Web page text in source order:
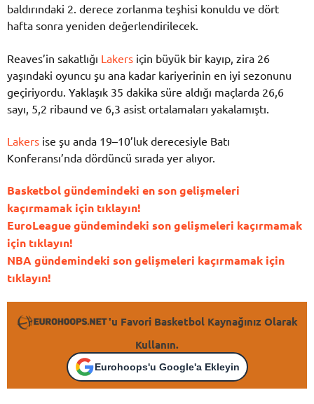
baldırındaki 2. derece zorlanma teşhisi konuldu ve dört
hafta sonra yeniden değerlendirilecek.
Reaves’in sakatlığı Lakers için büyük bir kayıp, zira 26
yaşındaki oyuncu şu ana kadar kariyerinin en iyi sezonunu
geçiriyordu. Yaklaşık 35 dakika süre aldığı maçlarda 26,6
sayı, 5,2 ribaund ve 6,3 asist ortalamaları yakalamıştı.
Lakers ise şu anda 19–10’luk derecesiyle Batı
Konferansı’nda dördüncü sırada yer alıyor.
Basketbol gündemindeki en son gelişmeleri
kaçırmamak için tıklayın!
EuroLeague gündemindeki son gelişmeleri kaçırmamak
için tıklayın!
NBA gündemindeki son gelişmeleri kaçırmamak için
tıklayın!
'u Favori Basketbol Kaynağınız Olarak
Kullanın.
Eurohoops'u Google'a Ekleyin